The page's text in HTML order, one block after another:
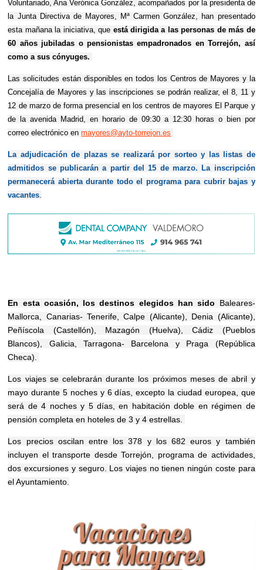
Voluntariado, Ana Verónica González, acompañados por la presidenta de
la Junta Directiva de Mayores, Mª Carmen González, han presentado
esta mañana la iniciativa, que está dirigida a las personas de más de
60 años jubiladas o pensionistas empadronados en Torrejón, así
como a sus cónyuges.
Las solicitudes están disponibles en todos los Centros de Mayores y la
Concejalía de Mayores y las inscripciones se podrán realizar, el 8, 11 y
12 de marzo de forma presencial en los centros de mayores El Parque y
de la avenida Madrid, en horario de 09:30 a 12:30 horas o bien por
correo electrónico enmayores@ayto-torrejon.es
La adjudicación de plazas se realizará por sorteo y las listas de
admitidos se publicarán a partir del 15 de marzo. La inscripción
permanecerá abierta durante todo el programa para cubrir bajas y
vacantes.
En esta ocasión, los destinos elegidos han sido Baleares-
Mallorca, Canarias- Tenerife, Calpe (Alicante), Denia (Alicante),
Peñíscola (Castellón), Mazagón (Huelva), Cádiz (Pueblos
Blancos), Galicia, Tarragona- Barcelona y Praga (República
Checa).
Los viajes se celebrarán durante los próximos meses de abril y
mayo durante 5 noches y 6 días, excepto la ciudad europea, que
será de 4 noches y 5 días, en habitación doble en régimen de
pensión completa en hoteles de 3 y 4 estrellas.
Los precios oscilan entre los 378 y los 682 euros y también
incluyen el transporte desde Torrejón, programa de actividades,
dos excursiones y seguro. Los viajes no tienen ningún coste para
el Ayuntamiento.